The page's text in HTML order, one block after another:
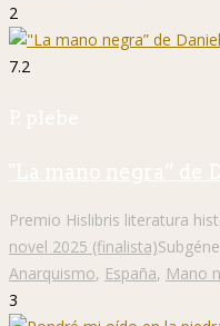
2
7.2
P. plebe
"La mano negra” de
Premio Hislibris literatura
novel 2025 (finalista)
Anarquismo, España, Mano
3